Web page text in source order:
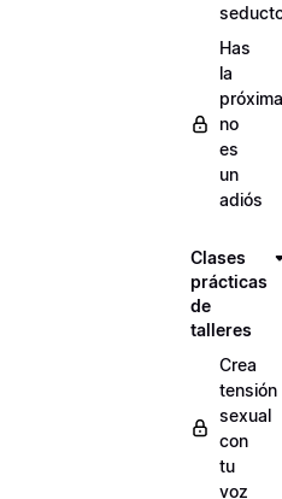
Has
la
no
es
un
adiós
Clases
prácticas
de
talleres
Crea
tensión
sexual
con
tu
voz